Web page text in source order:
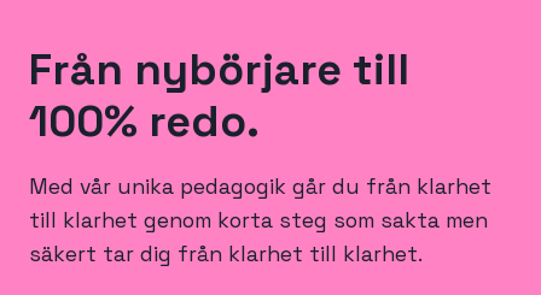
Från nybörjare till
100% redo.
Med vår unika pedagogik går du från klarhet
till klarhet genom korta steg som sakta men
säkert tar dig från klarhet till klarhet.